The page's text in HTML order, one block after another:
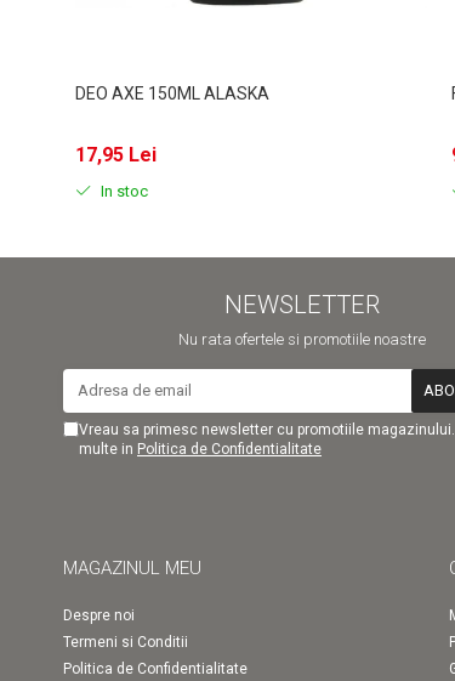
DEO AXE 150ML ALASKA
17,95 Lei
In stoc
NEWSLETTER
Nu rata ofertele si promotiile noastre
Vreau sa primesc newsletter cu promotiile
multe in Politica de Confidentialitate
MAGAZINUL MEU
Despre noi
Termeni si Conditii
Politica de Confidentialitate